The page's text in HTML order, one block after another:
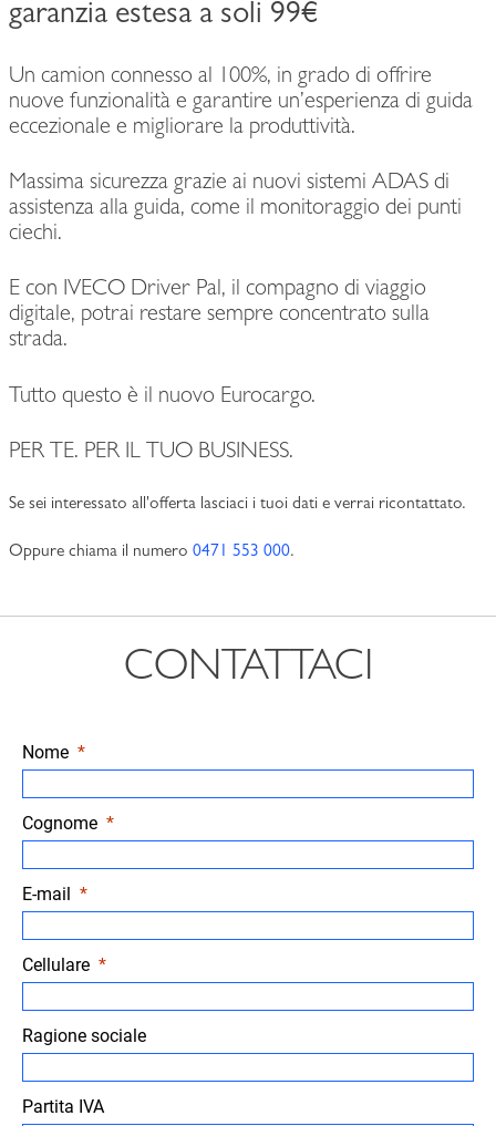
garanzia estesa a soli 99€
Un camion connesso al 100%, in grado di offrire
nuove funzionalità e garantire un’esperienza di guida
eccezionale e migliorare la produttività.
Massima sicurezza grazie ai nuovi sistemi ADAS di
assistenza alla guida, come il monitoraggio dei punti
ciechi.
E con IVECO Driver Pal, il compagno di viaggio
digitale, potrai restare sempre concentrato sulla
strada.
Tutto questo è il nuovo Eurocargo.
PER TE. PER IL TUO BUSINESS.
Se sei interessato all'offerta lasciaci i tuoi dati e verrai ricontattato.
Oppure chiama il numero 0471 553 000.
CONTATTACI
Nome
Cognome
E-mail
Cellulare
Ragione sociale
Partita IVA